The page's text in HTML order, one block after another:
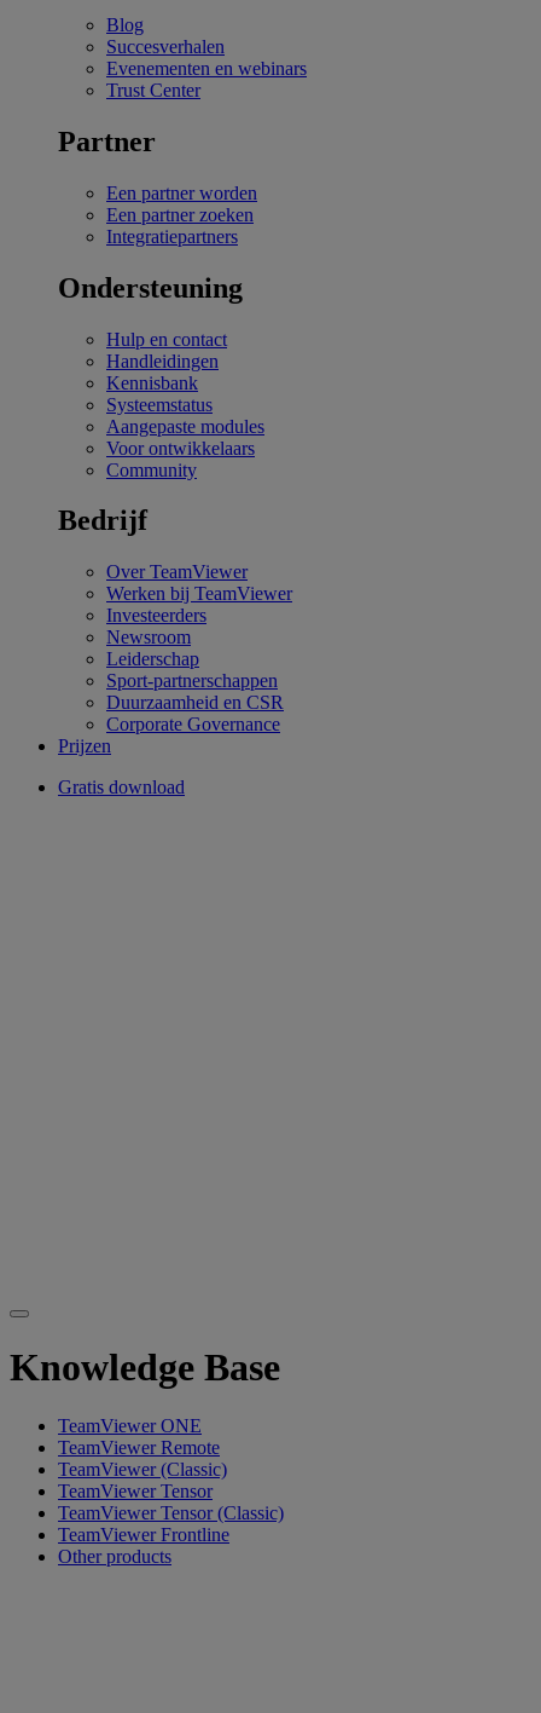
Blog
Succesverhalen
Evenementen en webinars
Trust Center
Partner
Een partner worden
Een partner zoeken
Integratiepartners
Ondersteuning
Hulp en contact
Handleidingen
Kennisbank
Systeemstatus
Aangepaste modules
Voor ontwikkelaars
Community
Bedrijf
Over TeamViewer
Werken bij TeamViewer
Investeerders
Newsroom
Leiderschap
Sport-partnerschappen
Duurzaamheid en CSR
Corporate Governance
Prijzen
Gratis download
Knowledge Base
TeamViewer ONE
TeamViewer Remote
TeamViewer (Classic)
TeamViewer Tensor
TeamViewer Tensor (Classic)
TeamViewer Frontline
Other products